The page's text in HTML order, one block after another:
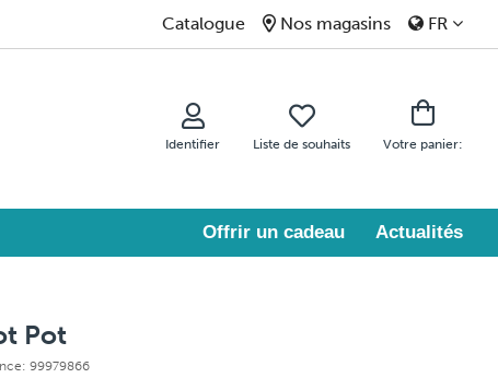
Catalogue Nos magasins FR
Identifier Liste de souhaits Votre panier:
Offrir un cadeau Actualités
Pot
99979866